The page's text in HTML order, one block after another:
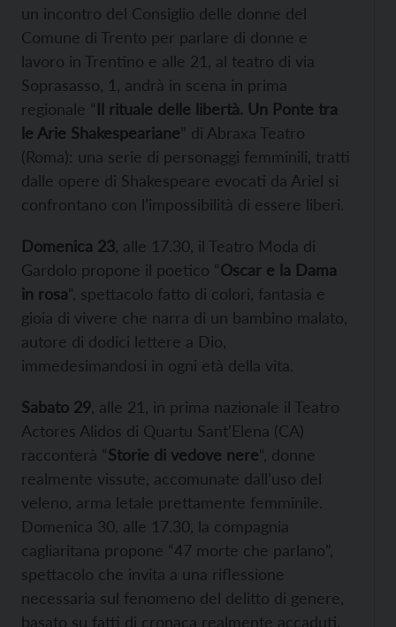
un incontro del Consiglio delle donne del
Comune di Trento per parlare di donne e
lavoro in Trentino e alle 21, al teatro di via
Soprasasso, 1, andrà in scena in prima
regionale “Il rituale delle libertà. Un Ponte tra
le Arie Shakespeariane” di Abraxa Teatro
(Roma): una serie di personaggi femminili, tratti
dalle opere di Shakespeare evocati da Ariel si
confrontano con l’impossibilità di essere liberi.
Domenica 23 , alle 17.30, il Teatro Moda di
Gardolo propone il poetico “Oscar e la Dama
in rosa“, spettacolo fatto di colori, fantasia e
gioia di vivere che narra di un bambino malato,
autore di dodici lettere a Dio,
immedesimandosi in ogni età della vita.
Sabato 29 , alle 21, in prima nazionale il Teatro
Actores Alidos di Quartu Sant’Elena (CA)
racconterà “Storie di vedove nere“, donne
realmente vissute, accomunate dall’uso del
veleno, arma letale prettamente femminile.
Domenica 30, alle 17.30, la compagnia
cagliaritana propone “47 morte che parlano”,
spettacolo che invita a una riflessione
necessaria sul fenomeno del delitto di genere,
basato su fatti di cronaca realmente accaduti.